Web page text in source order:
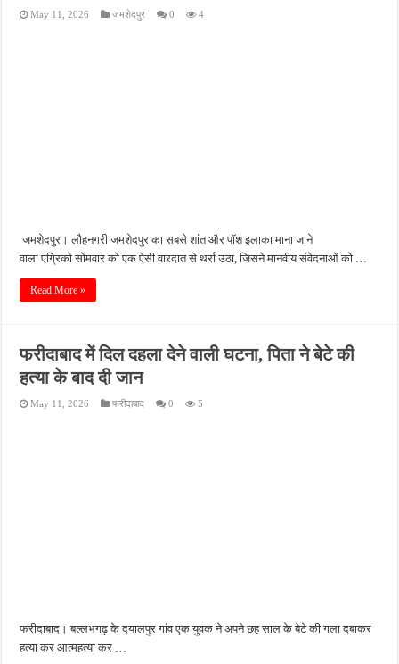
May 11, 2026 जमशेदपुर 0 4
जमशेदपुर। लौहनगरी जमशेदपुर का सबसे शांत और पॉश इलाका माना जाने
वाला एग्रिको सोमवार को एक ऐसी वारदात से थर्रा उठा, जिसने मानवीय संवेदनाओं को …
Read More »
फरीदाबाद में दिल दहला देने वाली घटना, पिता ने बेटे की
हत्या के बाद दी जान
May 11, 2026 फरीदाबाद 0 5
फरीदाबाद। बल्लभगढ़ के दयालपुर गांव एक युवक ने अपने छह साल के बेटे की गला दबाकर
हत्या कर आत्महत्या कर …